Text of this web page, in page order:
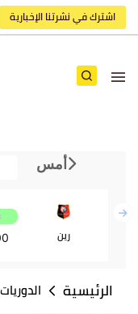
اشترك في نشرتنا الإخبارية
أمس
رين
الرئيسية الدوريات